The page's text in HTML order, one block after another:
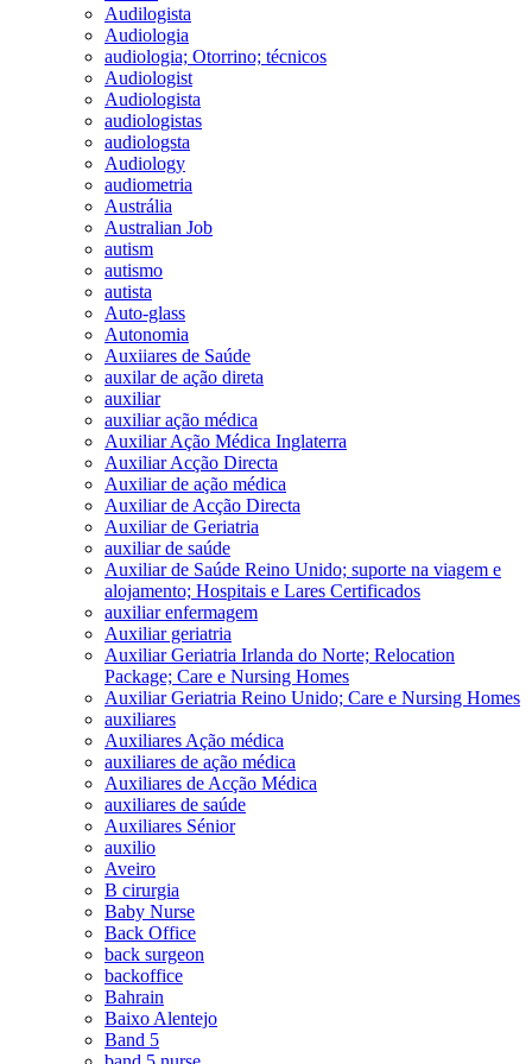
Audilogista
Audiologia
audiologia; Otorrino; técnicos
Audiologist
Audiologista
audiologistas
audiologsta
Audiology
audiometria
Austrália
Australian Job
autism
autismo
autista
Auto-glass
Autonomia
Auxiiares de Saúde
auxilar de ação direta
auxiliar
auxiliar ação médica
Auxiliar Ação Médica Inglaterra
Auxiliar Acção Directa
Auxiliar de ação médica
Auxiliar de Acção Directa
Auxiliar de Geriatria
auxiliar de saúde
Auxiliar de Saúde Reino Unido; suporte na viagem e
alojamento; Hospitais e Lares Certificados
auxiliar enfermagem
Auxiliar geriatria
Auxiliar Geriatria Irlanda do Norte; Relocation
Package; Care e Nursing Homes
Auxiliar Geriatria Reino Unido; Care e Nursing Homes
auxiliares
Auxiliares Ação médica
auxiliares de ação médica
Auxiliares de Acção Médica
auxiliares de saúde
Auxiliares Sénior
auxilio
Aveiro
B cirurgia
Baby Nurse
Back Office
back surgeon
backoffice
Bahrain
Baixo Alentejo
Band 5